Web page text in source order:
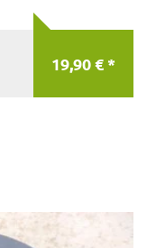
19,90 € *